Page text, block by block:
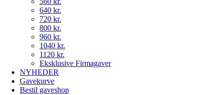
640 kr.
720 kr.
800 kr.
960 kr.
1040 kr.
1120 kr.
Eksklusive Firmagaver
NYHEDER
Gavekurve
Bestil gaveshop